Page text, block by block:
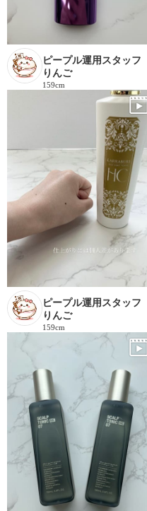
ピープル運用スタッフ
りんご
159cm
ピープル運用スタッフ
りんご
159cm